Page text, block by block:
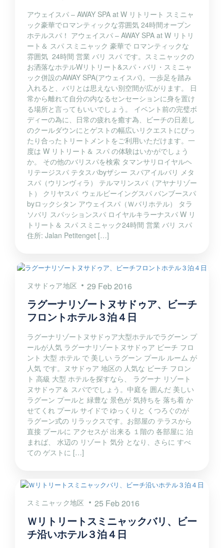
アウェイスパ – AWAY SPA at W リトリート スミニャ
ック豪華でロマンティックな雰囲気 24時間オープン
ホテルスパ！ アウェイスパ – AWAY SPA at W リトリ
ート＆ スパ スミニャック 豪華で ロマンティックな
雰囲気 24時間 営業 バリ スパ です。スミニャックの
お洒落なホテルWリトリート&スパ・バリ・スミニャ
ック併設のAWAY SPA(アウェイスパ)。一歩足を踏み
入れると、バリとは思えない別空間が広がります。 日
常から離れて自分の内なるセンセーションに身を置け
る場所と言ってもいいでしょう。 イベント前の完璧ボ
ディーの為に、日常の疲れを癒す為、ビーチの日差し
のクールダウンにとゲストの幅広いリクエストにぴっ
たり合ったトリートメントをご利用いただけます。一
度は W リトリート＆ スパ の体験はいかがでしょう
か。 その他のバリスパを検索 タマンサリロイヤルヘ
リテージスパ テタスパbyザシー スパアイルバリ メタ
スパ（ウリンヴィラ） テルマリンスパ（アヤナリゾー
ト） クリヤスパ ウェルビーイングスパ バンブースパ
byロックシタン アウェイスパ（Ｗバリホテル） タラ
ソバリ スパッションスパ ロイヤルキラーナスパ W リ
トリート＆ スパ スミニャック24時間 営業 バリ スパ
住所: Jalan Petitenget […]
ヌサドゥア地区 29 Feb 2016
ラグーナリゾートヌサドゥア、ビーチ
フロントホテル３泊４日
ラグーナリゾートヌサドゥア大型ホテルでラグーン プ
ールが人気 ラグーナリゾートヌサドゥア ビーチ フロ
ント 大型 ホテル で 美しい ラグーン プール ルーム が
人気 です。ヌサドゥア 地区の 人気な ビーチ フロン
ト 高級 大型 ホテルを探すなら、 ラグーナ リゾート
ヌサドゥア＆ スパででしょう。中庭を 囲んだ 美しい
ラグーン プールと 緑豊な 景色が 気持ちを 落ち着 か
せてくれ プール サイドで ゆっくりと くつろぐのが
ラグーン式の リラックスです。お部屋の テラスから
直接 プールに アクセスが 出来る １階の 各部屋に 泊
まれば、 水辺の リゾート 気分 となり、さらに すべ
ての ゲストに […]
スミニャック地区 25 Feb 2016
Ｗリトリートスミニャックバリ、ビー
チ沿いホテル３泊４日